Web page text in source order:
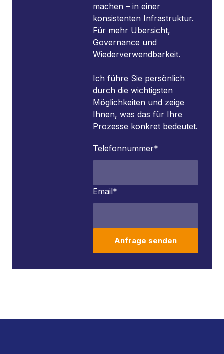
machen – in einer
konsistenten Infrastruktur.
Für mehr Übersicht,
Governance und
Wiederverwendbarkeit.
Ich führe Sie persönlich
durch die wichtigsten
Möglichkeiten und zeige
Ihnen, was das für Ihre
Prozesse konkret bedeutet.
Telefonnummer*
Email*
Anfrage senden